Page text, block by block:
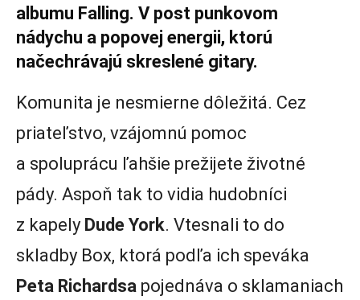
albumu Falling. V post punkovom
nádychu a popovej energii, ktorú
načechrávajú skreslené gitary.
Komunita je nesmierne dôležitá. Cez
priateľstvo, vzájomnú pomoc
a spoluprácu ľahšie prežijete životné
pády. Aspoň tak to vidia hudobníci
z kapely Dude York. Vtesnali to do
skladby Box, ktorá podľa ich speváka
Peta Richardsa pojednáva o sklamaniach